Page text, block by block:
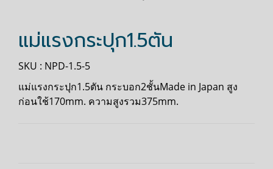
แม่แรงกระปุก1.5ตัน
SKU : NPD-1.5-5
แม่แรงกระปุก1.5ตัน กระบอก2ชั้นMade in Japan สูง
ก่อนใช้170mm. ความสูงรวม375mm.